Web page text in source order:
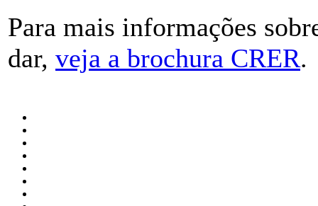
Para mais informações
dar, veja a brochura CRER.